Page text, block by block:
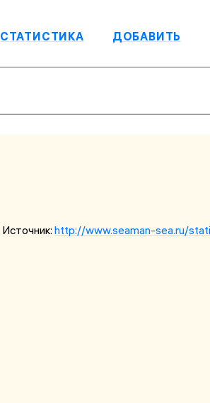
СТАТИСТИКА ДОБАВИТЬ
Источник: http://www.seaman-sea.ru/